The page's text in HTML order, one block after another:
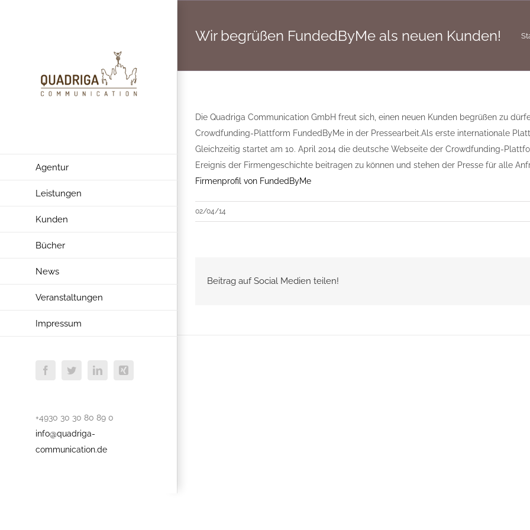
Agentur
Leistungen
Kunden
Bücher
News
Veranstaltungen
Impressum
FacebookTwitterLinkedInXing
+4930 30 30 80 89 0
info@quadriga-
communication.de
Wir begrüßen FundedByMe als neuen Kunden!
Die Quadriga Communication GmbH freut sich, einen neuen Kunden begrüßen zu
Crowdfunding-Plattform FundedByMe in der Pressearbeit. Als erste internationale
Gleichzeitig startet am 10. April 2014 die deutsche Webseite der Crowdfunding-
Ereignis der Firmengeschichte beitragen zu können und stehen der Presse für alle
Firmenprofil von FundedByMe
02/04/14
Beitrag auf Social Medien teilen!